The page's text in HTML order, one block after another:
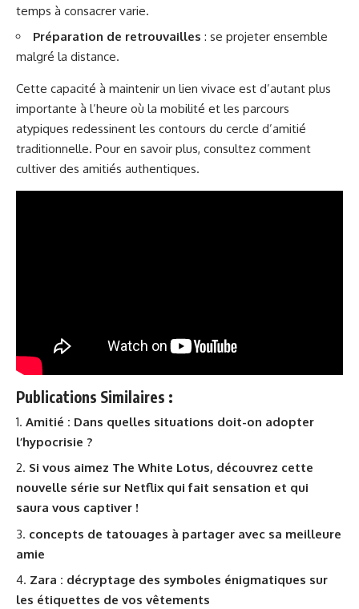
temps à consacrer varie.
Préparation de retrouvailles : se projeter ensemble
malgré la distance.
Cette capacité à maintenir un lien vivace est d’autant plus
importante à l’heure où la mobilité et les parcours
atypiques redessinent les contours du cercle d’amitié
traditionnelle. Pour en savoir plus, consultez comment
cultiver des amitiés authentiques.
Publications Similaires :
Amitié : Dans quelles situations doit-on adopter
l’hypocrisie ?
Si vous aimez The White Lotus, découvrez cette
nouvelle série sur Netflix qui fait sensation et qui
saura vous captiver !
concepts de tatouages à partager avec sa meilleure
amie
Zara : décryptage des symboles énigmatiques sur
les étiquettes de vos vêtements